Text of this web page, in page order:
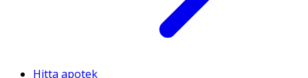
Hitta apotek